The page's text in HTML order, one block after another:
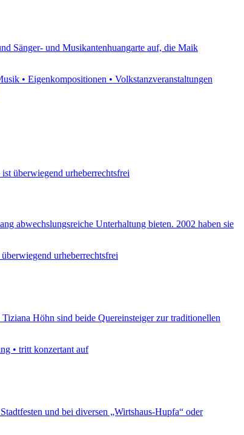
Sänger- und Musikantenhuangarte auf, die Maik
• Eigenkompositionen • Volkstanzveranstaltungen
überwiegend urheberrechtsfrei
abwechslungsreiche Unterhaltung bieten. 2002 haben sie
urheberrechtsfrei
Höhn sind beide Quereinsteiger zur traditionellen
• tritt konzertant auf
und bei diversen „Wirtshaus-Hupfa“ oder